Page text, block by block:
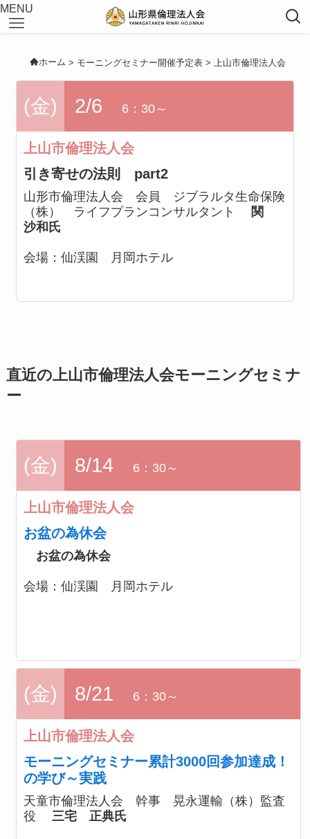
MENU
ホーム > モーニングセミナー開催予定表> 上山市倫理法人会
(金) 2/6 6：30～
上山市倫理法人会
引き寄せの法則 part2
山形市倫理法人会 会員 ジブラルタ生命保険
（株） ライフプランコンサルタント
関
沙和氏
会場： 仙渓園 月岡ホテル
直近の上山市倫理法人会モーニングセミナ
ー
(金) 8/14 6：30～
上山市倫理法人会
お盆の為休会
お盆の為休会
会場： 仙渓園 月岡ホテル
(金) 8/21 6：30～
上山市倫理法人会
モーニングセミナー累計3000回参加達成！
の学び～実践
天童市倫理法人会 幹事 晃永運輸（株）監査
役
三宅 正典氏